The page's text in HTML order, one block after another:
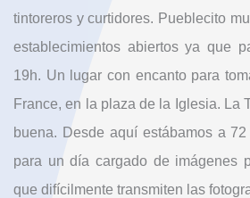
tintoreros y curtidores. Pueblecito
establecimientos abiertos ya que
19h. Un lugar con encanto para
France, en la plaza de la Iglesia. La
buena. Desde aquí estábamos a
para un día cargado de imágenes
que difícilmente transmiten las